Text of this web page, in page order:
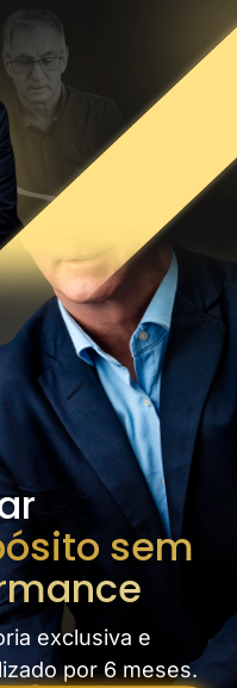
sem
exclusiva e
por 6 meses.